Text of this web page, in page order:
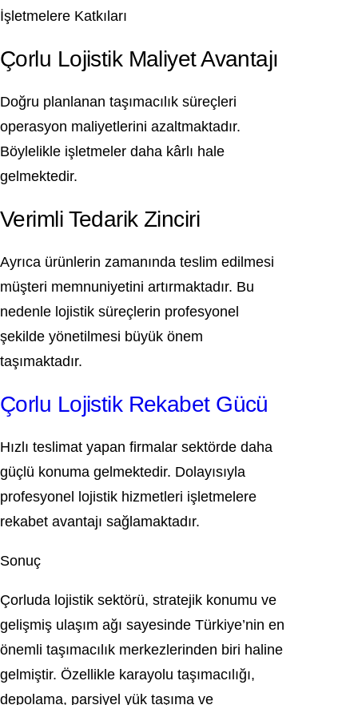
İşletmelere Katkıları
Çorlu Lojistik Maliyet Avantajı
Doğru planlanan taşımacılık süreçleri
operasyon maliyetlerini azaltmaktadır.
Böylelikle işletmeler daha kârlı hale
gelmektedir.
Verimli Tedarik Zinciri
Ayrıca ürünlerin zamanında teslim edilmesi
müşteri memnuniyetini artırmaktadır. Bu
nedenle lojistik süreçlerin profesyonel
şekilde yönetilmesi büyük önem
taşımaktadır.
Çorlu Lojistik Rekabet Gücü
Hızlı teslimat yapan firmalar sektörde daha
güçlü konuma gelmektedir. Dolayısıyla
profesyonel lojistik hizmetleri işletmelere
rekabet avantajı sağlamaktadır.
Sonuç
Çorluda lojistik sektörü, stratejik konumu ve
gelişmiş ulaşım ağı sayesinde Türkiye’nin en
önemli taşımacılık merkezlerinden biri haline
gelmiştir. Özellikle karayolu taşımacılığı,
depolama, parsiyel yük taşıma ve